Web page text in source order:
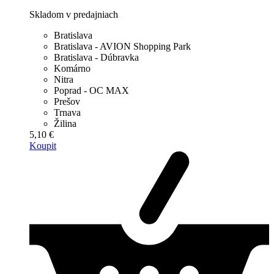
Skladom v predajniach
Bratislava
Bratislava - AVION Shopping Park
Bratislava - Dúbravka
Komárno
Nitra
Poprad - OC MAX
Prešov
Trnava
Žilina
5,10 €
Koupit